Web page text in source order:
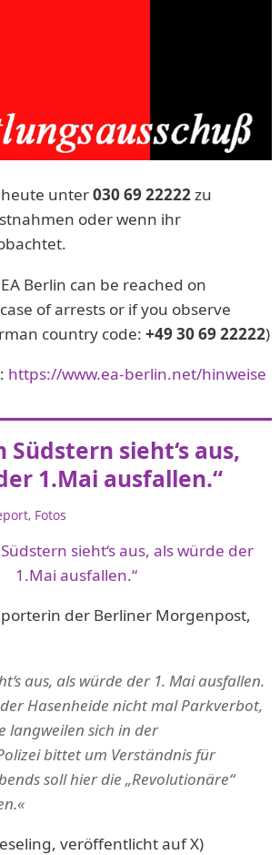
heute unter030 69 22222zu
oder wenn ihr
Berlin can be reached on
of arrests or if you observe
country code:+49 30 69 22222)
https://www.ea-berlin.net/hinweise
Südstern sieht‘s aus,
1.Mai ausfallen.“
Fotos
der Berliner Morgenpost,
aus, als würde der 1. Mai ausfallen.
Hasenheide nicht mal Parkverbot,
langweilen sich in der
bittet um Verständnis für
soll hier die „Revolutionäre“
veröffentlicht auf X)